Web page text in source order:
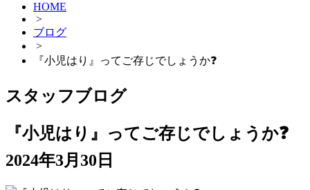
HOME
>
ブログ
>
『小児はり』ってご存じでしょうか❓
スタッフブログ
『小児はり』ってご存じでしょうか❓
2024年3月30日